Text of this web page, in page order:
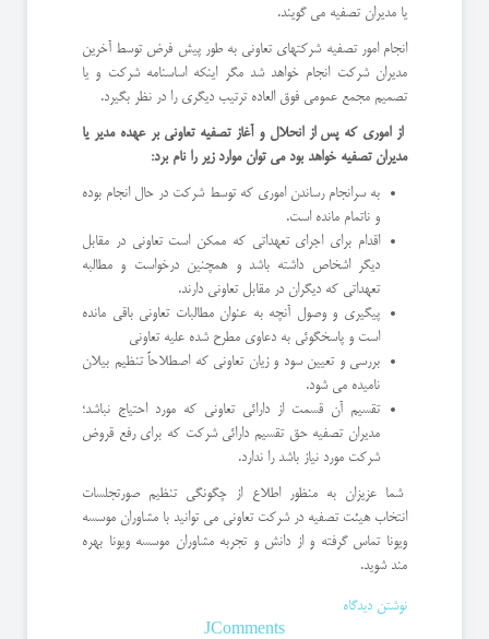
یا مدیران تصفیه می گویند.
انجام امور تصفیه شرکتهای تعاونی به طور پیش فرض توسط آخرین
مدیران شرکت انجام خواهد شد مگر اینکه اساسنامه شرکت و یا
تصمیم مجمع عمومی فوق العاده ترتیب دیگری را در نظر بگیرد.
از اموری که پس از انحلال و آغاز تصفیه تعاونی بر عهده مدیر یا
مدیران تصفیه خواهد بود می توان موارد زیر را نام برد:
به سرانجام رساندن اموری که توسط شرکت در حال انجام بوده
و ناتمام مانده است.
اقدام برای اجرای تعهداتی که ممکن است تعاونی در مقابل
دیگر اشخاص داشته باشد و همچنین درخواست و مطالبه
تعهداتی که دیگران در مقابل تعاونی دارند.
پیگیری و وصول آنچه به عنوان مطالبات تعاونی باقی مانده
است و پاسخگوئی به دعاوی مطرح شده علیه تعاونی
بررسی و تعیین سود و زیان تعاونی که اصطلاحاً تنظیم بیلان
نامیده می شود.
تقسیم آن قسمت از دارائی تعاونی که مورد احتیاج نباشد؛
مدیران تصفیه حق تقسیم دارائی شرکت که برای رفع قروض
شرکت مورد نیاز باشد را ندارد.
شما عزیزان به منظور اطلاع از چگونگی تنظیم صورتجلسات
انتخاب هیئت تصفیه در شرکت تعاونی می توانید با مشاوران موسسه
ویونا تماس گرفته و از دانش و تجربه مشاوران موسسه ویونا بهره
مند شوید.
نوشتن دیدگاه
JComments